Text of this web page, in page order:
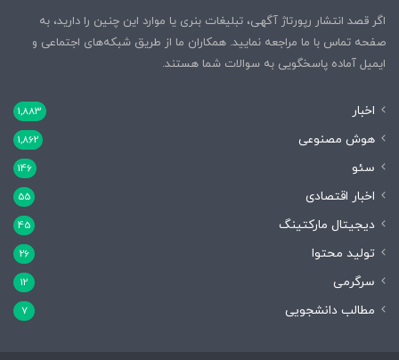
اگر قصد انتشار رپورتاژ آگهی، تبلیغات بنری یا موارد این چنین را دارید، به
صفحه تماس با ما مراجعه نمایید. همکاران ما از طریق شبکه‌های اجتماعی و
ایمیل آماده پاسخگویی به سوالات شما هستند.
اخبار 1,883
هوش مصنوعی 1,862
سئو 146
اخبار اقتصادی 55
دیجیتال مارکتینگ 45
تولید محتوا 26
سرگرمی 12
مطالب دانشجویی 7